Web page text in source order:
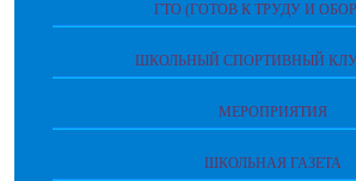
ГТО (ГОТОВ К ТРУДУ И
ШКОЛЬНЫЙ СПОРТИВНЫЙ
МЕРОПРИЯТИЯ
ШКОЛЬНАЯ ГАЗЕТА